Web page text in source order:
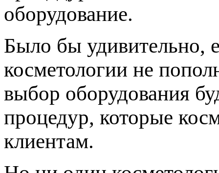
оборудование.
Было бы удивительно,
косметологии не
выбор оборудования
процедур, которые
клиентам.